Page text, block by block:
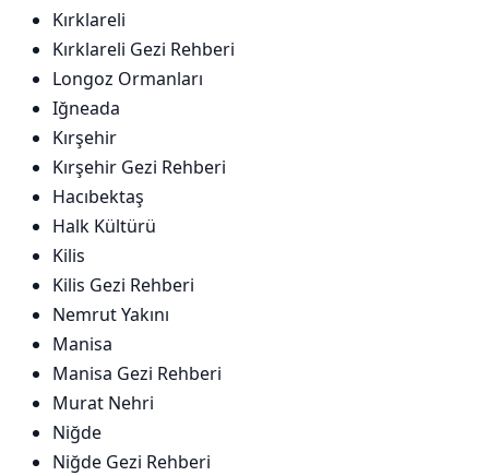
Kırklareli
Kırklareli Gezi Rehberi
Longoz Ormanları
Iğneada
Kırşehir
Kırşehir Gezi Rehberi
Hacıbektaş
Halk Kültürü
Kilis
Kilis Gezi Rehberi
Nemrut Yakını
Manisa
Manisa Gezi Rehberi
Murat Nehri
Niğde
Niğde Gezi Rehberi